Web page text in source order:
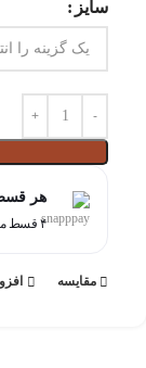
سایز
هر
۴ قسط ماهانه. بدون سود، چک و ضامن.
مقايسه